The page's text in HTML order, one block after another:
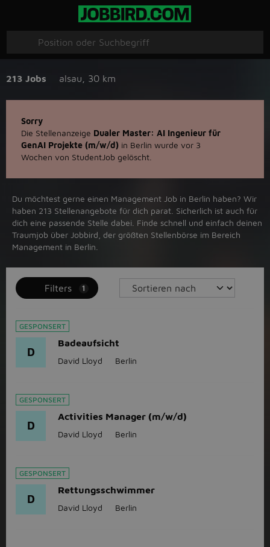
213 Jobs alsau 30 km
Sorry
Die Stellenanzeige Dualer Master: AI Ingenieur für
GenAI Projekte (m/w/d) in Berlin wurde vor 3
Wochen von StudentJob gelöscht.
Du möchtest gerne einen Management Job in ‪Berlin‬ haben? Wir
haben ‪213‬ Stellenangebote für dich parat. Sicherlich ist auch für
dich eine passende Stelle dabei. Finde schnell und einfach deinen
Traumjob über ‪Jobbird‬, der größten Stellenbörse im Bereich
Management in ‪Berlin‬.
Filters 1
GESPONSERT
D
Badeaufsicht
David Lloyd Berlin
GESPONSERT
D
Activities Manager (m/w/d)
David Lloyd Berlin
GESPONSERT
D
Rettungsschwimmer
David Lloyd Berlin